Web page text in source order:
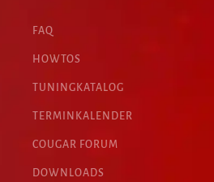
FAQ
HOWTOS
TUNINGKATALOG
TERMINKALENDER
COUGAR FORUM
DOWNLOADS